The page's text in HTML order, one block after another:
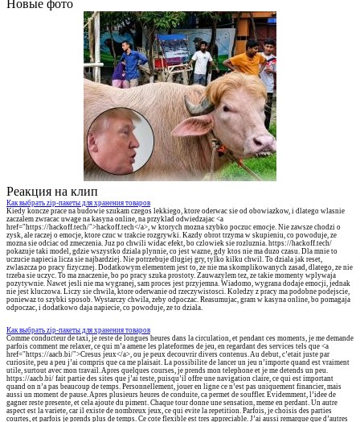
Новые фото
Реакция на клип
Как выбрать zip-пакеты для хранения товаров
Kiedy koncze prace na budowie szukam czegos lekkiego, ktore oderwac sie od obowiazkow, i dlatego wlasnie
zaczalem zwracac uwage na kasyna online, na przyklad odwiedzajac <a
href="https://hackoff.tech/">hackoff.tech</a>, w ktorych mozna szybko poczuc emocje. Nie zawsze chodzi o
zysk, ale raczej o emocje, ktore czuc w trakcie rozgrywki. Kazdy obrot trzyma w skupieniu, co powoduje, ze
mozna sie odciac od zmeczenia. Juz po chwili widac efekt, bo czlowiek sie rozluznia. https://hackoff.tech/
pokazuje taki model, gdzie wszystko dziala plynnie, co jest wazne, gdy ktos nie ma duzo czasu. Dla mnie to
uczucie napiecia licza sie najbardziej. Nie potrzebuje dlugiej gry, tylko kilku chwil. To dziala jak reset,
zwlaszcza po pracy fizycznej. Dodatkowym elementem jest to, ze nie ma skomplikowanych zasad, dlatego, ze nie
trzeba sie uczyc. To ma znaczenie, bo po pracy szuka prostoty. Zauwazylem tez, ze takie momenty wplywaja
pozytywnie. Nawet jesli nie ma wygranej, sam proces jest przyjemna. Wiadomo, wygrana dodaje emocji, jednak
nie jest kluczowa. Liczy sie chwila, ktore oderwanie od rzeczywistosci. Koledzy z pracy ma podobne podejscie,
poniewaz to szybki sposob. Wystarczy chwila, zeby odpoczac. Reasumujac, gram w kasyna online, bo pomagaja
odpoczac, i dodatkowo daja napiecie, co powoduje, ze to dziala.
Как выбрать zip-пакеты для хранения товаров
Comme conducteur de taxi, je reste de longues heures dans la circulation, et pendant ces moments, je me demande
parfois comment me relaxer, ce qui m’a amene les plateformes de jeu, en regardant des services tels que <a
href="https://aacb.bi/">Cresus jeux</a>, ou je peux decouvrir divers contenus. Au debut, c’etait juste par
curiosite, peu a peu j’ai compris que ca me plaisait. La possibilite de lancer un jeu n’importe quand est vraiment
utile, surtout avec mon travail. Apres quelques courses, je prends mon telephone et je me detends un peu.
https://aacb.bi/ fait partie des sites que j’ai teste, puisqu’il offre une navigation claire, ce qui est important
quand on n’a pas beaucoup de temps. Personnellement, jouer en ligne ce n’est pas uniquement financier, mais
aussi un moment de pause. Apres plusieurs heures de conduite, ca permet de souffler. Evidemment, l’idee de
gagner reste presente, et cela ajoute du piment. Chaque tour donne une sensation, meme en perdant. Un autre
aspect est la variete, car il existe de nombreux jeux, ce qui evite la repetition. Parfois, je choisis des parties
courtes, et parfois je prends plus de temps. Ce cote flexible est tres appreciable. J’ai aussi remarque que d’autres